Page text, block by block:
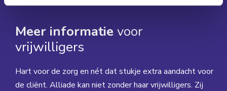
Meer informatie voor
vrijwilligers
Hart voor de zorg en nét dat stukje extra aandacht voor
de cliënt. Alliade kan niet zonder haar vrijwilligers. Zij